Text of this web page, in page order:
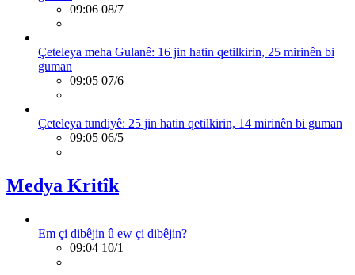
09:06 08/7
Çeteleya meha Gulanê: 16 jin hatin qetilkirin, 25 mirinên bi
guman
09:05 07/6
Çeteleya tundiyê: 25 jin hatin qetilkirin, 14 mirinên bi guman
09:05 06/5
Medya Kritîk
Em çi dibêjin û ew çi dibêjin?
09:04 10/1